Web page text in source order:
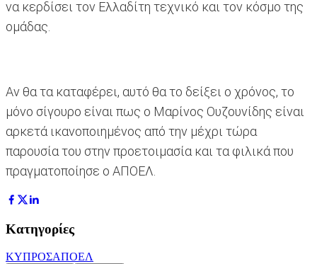
να κερδίσει τον Ελλαδίτη τεχνικό και τον κόσμο της
ομάδας.
Αν θα τα καταφέρει, αυτό θα το δείξει ο χρόνος, το
μόνο σίγουρο είναι πως ο Μαρίνος Ουζουνίδης είναι
αρκετά ικανοποιημένος από την μέχρι τώρα
παρουσία του στην προετοιμασία και τα φιλικά που
πραγματοποίησε ο ΑΠΟΕΛ.
Κατηγορίες
ΚΥΠΡΟΣΑΠΟΕΛ